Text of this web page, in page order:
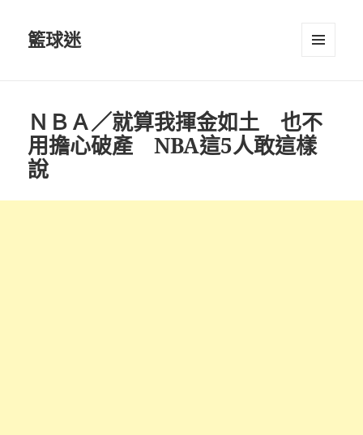
籃球迷
ＮＢＡ／就算我揮金如土 也不
用擔心破產 NBA這5人敢這樣
說